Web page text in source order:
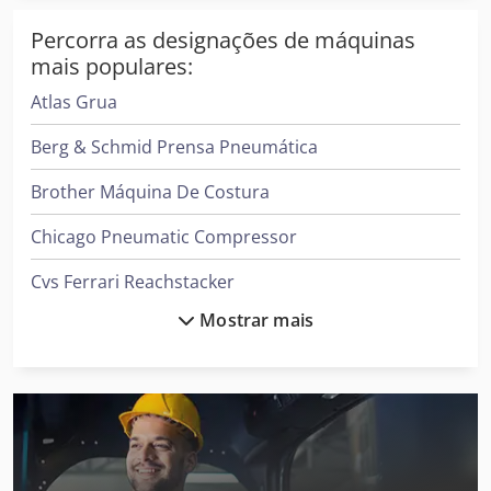
Percorra as designações de máquinas
mais populares:
Atlas Grua
Berg & Schmid Prensa Pneumática
Brother Máquina De Costura
Chicago Pneumatic Compressor
Cvs Ferrari Reachstacker
Daikin Ar Condicionado
Ford Tipper
Gea Decantador
Mostrar mais